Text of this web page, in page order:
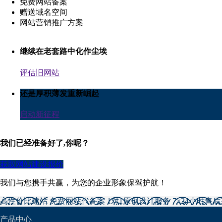
免费网站备案
赠送域名空间
网站营销推广方案
继续在老套路中化作尘埃
评估旧网站
还是厚积薄发重新崛起
启动新征程
我们已经准备好了,你呢？
获取网站建设报价
我们与您携手共赢，为您的企业形象保驾护航！
高性价比建站 免费网站代备案 1对1原创设计服务 7×24小时售
产品中心